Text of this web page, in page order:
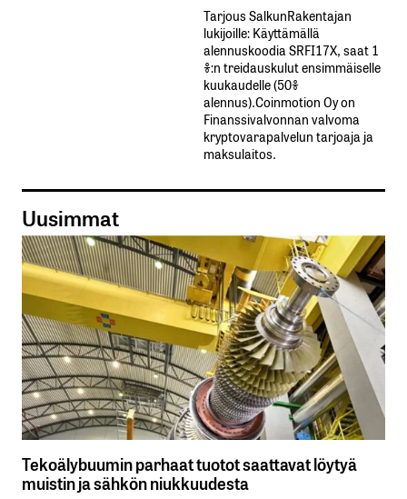
Tarjous SalkunRakentajan
lukijoille: Käyttämällä​ ​
alennuskoodia​ ​SRFI17X,​ ​saat​ ​1
%:n treidauskulut​ ​ensimmäiselle​ ​
kuukaudelle​ ​(50%​ ​
alennus).Coinmotion Oy on
Finanssivalvonnan valvoma
kryptovarapalvelun tarjoaja ja
maksulaitos.
Uusimmat
Tekoälybuumin parhaat tuotot saattavat löytyä
muistin ja sähkön niukkuudesta